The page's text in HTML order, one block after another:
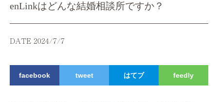
enLinkはどんな結婚相談所ですか？
DATE 2024/7/7
facebook tweet はてブ feedly